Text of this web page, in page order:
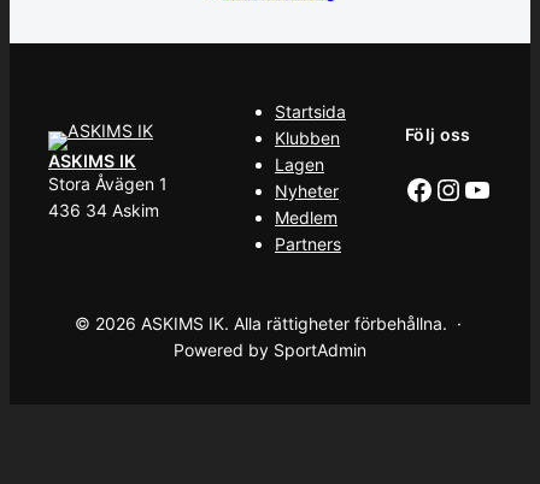
ASKIMS IK
Stora Åvägen 1
436 34 Askim
Startsida
Klubben
Lagen
Nyheter
Medlem
Partners
Följ oss
Facebook
© 2026 ASKIMS IK. Alla rättigheter förbehållna. ·
Powered by SportAdmin